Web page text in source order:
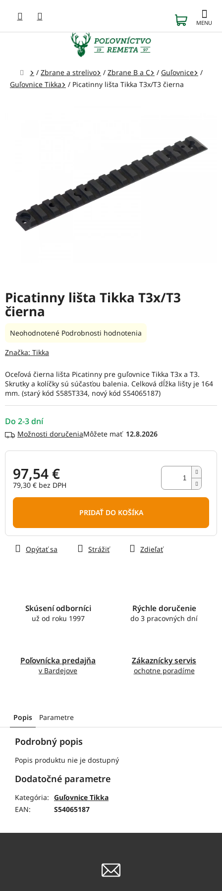
obsah
KOŠÍK
Domov
/ Zbrane a strelivo / Zbrane B a C / Guľovnice
/
Guľovnice Tikka
/ Picatinny lišta Tikka T3x/T3 čierna
Picatinny lišta Tikka T3x/T3
čierna
Do 2-3 dní
12.8.2026
Možnosti doručenia
97,54 €
79,30 € bez DPH
Jednotková
PRIDAŤ DO KOŠÍKA
Oceľová čierna lišta Picatinny pre guľovnice Tikka T3x a T3.
Skrutky a kolíčky sú súčasťou balenia. Celková dĺžka lišty je 164
mm. (starý kód S585T334, nový kód S54065187)
Opýtať sa Strážiť Zdieľať
Priemerné
produktu
0,0
z
5
hviezdičiek.
Neohodnotené Podrobnosti hodnotenia
Značka: Tikka
Skúsení odborníci
už od roku 1997
Rýchle doručenie
do 3 pracovných dní
Poľovnícka predajňa
v Bardejove
Zákaznícky servis
ochotne poradíme
Popis Parametre
Podrobný popis
Popis produktu nie je dostupný
Dodatočné parametre
Kategória: Guľovnice Tikka
EAN: S54065187